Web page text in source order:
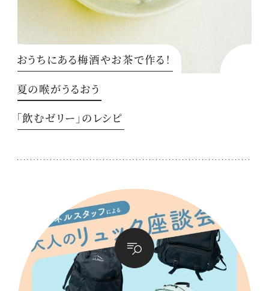
おうちにある梅酒やお茶で作る！
夏の喉がうるおう
「飲むゼリー」のレシピ